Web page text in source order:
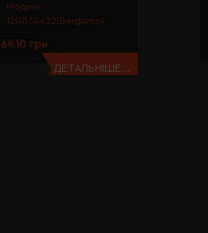
Модель:
120030622(Bergamo)
69.10 грн
ДЕТАЛЬНІШЕ...